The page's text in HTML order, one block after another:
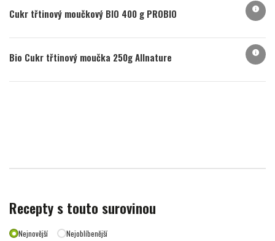
Cukr třtinový moučkový BIO 400 g PROBIO info
Bio Cukr třtinový moučka 250g Allnature info
Recepty s touto surovinou
Nejnovější Nejoblíbenější